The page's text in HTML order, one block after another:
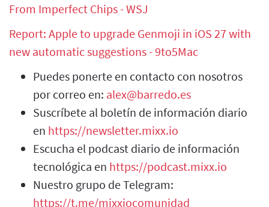
From Imperfect Chips - WSJ
Report: Apple to upgrade Genmoji in iOS 27 with
new automatic suggestions - 9to5Mac
Puedes ponerte en contacto con nosotros
por correo en: alex@barredo.es
Suscríbete al boletín de información diario
en https://newsletter.mixx.io
Escucha el podcast diario de información
tecnológica en https://podcast.mixx.io
Nuestro grupo de Telegram:
https://t.me/mixxiocomunidad